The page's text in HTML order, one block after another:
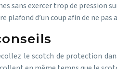
sans exercer trop de
plafond d’un coup afin de ne pas
le scotch de protection